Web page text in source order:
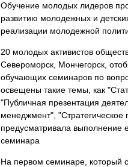
Обучение молодых лидеров
развитию молодежных и
реализации молодежной
20 молодых активистов
Североморск, Мончегорск,
обучающих семинаров по
освещены такие темы, как
"Публичная презентация
менеджмент",
предусматривала выполнение
семинара
На первом семинаре, который